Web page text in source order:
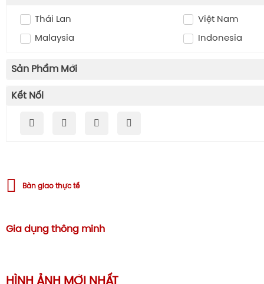
Thái Lan Việt Nam
Malaysia Indonesia
Sản Phẩm Mới
Kết Nối
Bàn giao thực tế
Gia dụng thông minh
HÌNH ẢNH MỚI NHẤT